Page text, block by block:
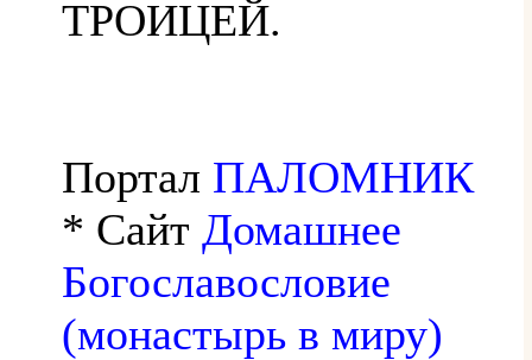
ТРОИЦЕЙ.
Портал ПАЛОМНИК
* Сайт Домашнее
Богославословие
(монастырь в миру)